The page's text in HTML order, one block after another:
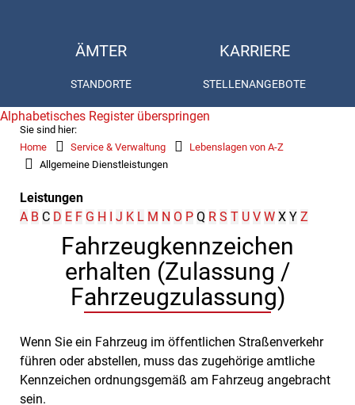
ÄMTER
STANDORTE
KARRIERE
STELLENANGEBOTE
Sie sind hier:
Home
Service & Verwaltung
Lebenslagen von A-Z
Allgemeine Dienstleistungen
Leistungen
Alphabetisches Register überspringen
A B C D E F G H I J K L M N O P Q R S T U V W X Y Z
Fahrzeugkennzeichen
erhalten (Zulassung /
Fahrzeugzulassung)
Wenn Sie ein Fahrzeug im öffentlichen Straßenverkehr
führen oder abstellen, muss das zugehörige amtliche
Kennzeichen ordnungsgemäß am Fahrzeug angebracht
sein.